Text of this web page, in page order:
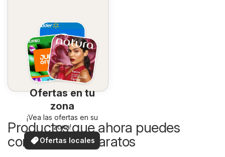
Ofertas en tu
zona
¡Vea las ofertas en su
zona!
Ofertas locales
Productos que ahora puedes
comprar más baratos